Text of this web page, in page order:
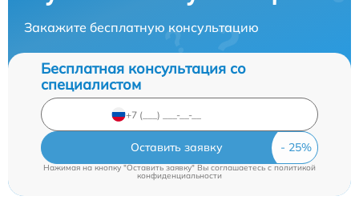
Закажите бесплатную консультацию
Бесплатная консультация со
специалистом
Оставить заявку
Нажимая на кнопку "Оставить заявку" Вы соглашаетесь c политикой
конфиденциальности